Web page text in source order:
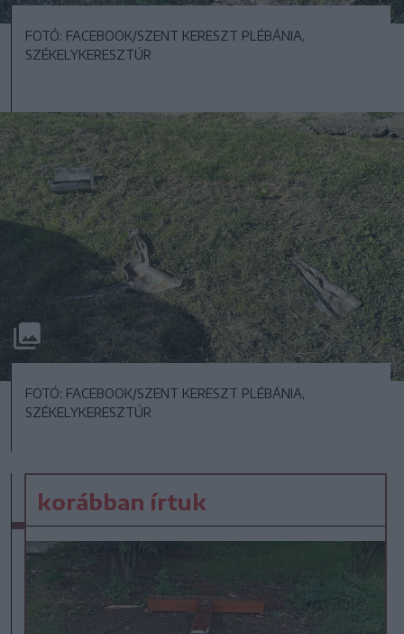
FOTÓ: FACEBOOK/SZENT KERESZT PLÉBÁNIA,
SZÉKELYKERESZTÚR
FOTÓ: FACEBOOK/SZENT KERESZT PLÉBÁNIA,
SZÉKELYKERESZTÚR
korábban írtuk